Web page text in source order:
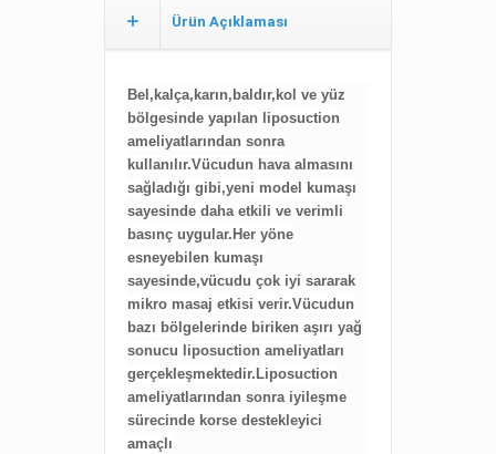
Ürün Açıklaması
Bel,kalça,karın,baldır,kol ve yüz
bölgesinde yapılan liposuction
ameliyatlarından sonra
kullanılır.Vücudun hava almasını
sağladığı gibi,yeni model kumaşı
sayesinde daha etkili ve verimli
basınç uygular.Her yöne
esneyebilen kumaşı
sayesinde,vücudu çok iyi sararak
mikro masaj etkisi verir.Vücudun
bazı bölgelerinde biriken aşırı yağ
sonucu liposuction ameliyatları
gerçekleşmektedir.Liposuction
ameliyatlarından sonra iyileşme
sürecinde korse destekleyici
amaçlı